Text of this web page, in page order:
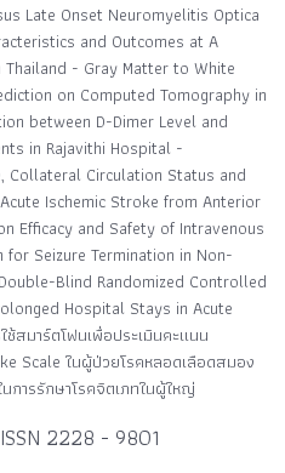
Late Onset Neuromyelitis Optica
and Outcomes at A
- Gray Matter to White
on Computed Tomography in
between D-Dimer Level and
in Rajavithi Hospital -
Collateral Circulation Status and
Ischemic Stroke from Anterior
Efficacy and Safety of Intravenous
for Seizure Termination in Non-
Blind Randomized Controlled
Hospital Stays in Acute
สมาร์ตโฟนเพื่อประเมินคะแนน
Scale ในผู้ป่วยโรคหลอดเลือดสมอง
การรักษาโรคจิตเภทในผู้ใหญ่
ISSN 2228 - 9801